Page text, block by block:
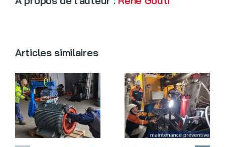
Articles similaires